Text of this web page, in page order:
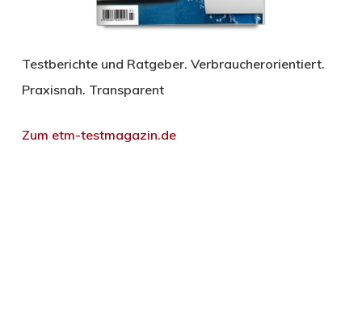
Testberichte und Ratgeber. Verbraucherorientiert.
Praxisnah. Transparent
Zum etm-testmagazin.de